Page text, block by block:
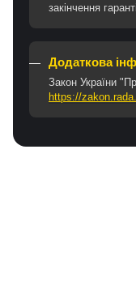
закінчення
Додаткова
Закон України
https://